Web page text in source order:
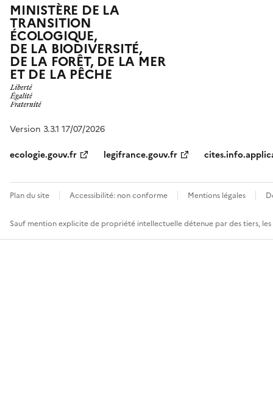
MINISTÈRE DE LA
TRANSITION
ÉCOLOGIQUE,
DE LA BIODIVERSITÉ,
DE LA FORÊT, DE LA MER
ET DE LA PÊCHE
Version 3.3.1 17/07/2026
ecologie.gouv.fr
legifrance.gouv.fr
Plan du site Accessibilité: non conforme Mentions légales
Sauf mention explicite de propriété intellectuelle détenue par des tiers,